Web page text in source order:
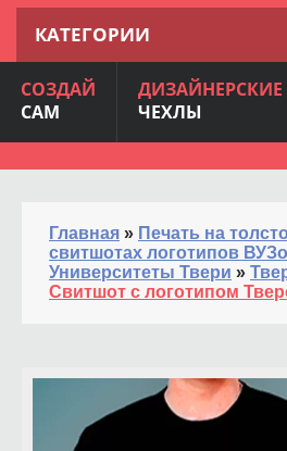
КАТЕГОРИИ
СОЗДАЙ
САМ
ДИЗАЙНЕРСКИЕ
ЧЕХЛЫ
Главная » Печать на
свитшотах логотипов
Университеты Твери »
Свитшот с логотипом